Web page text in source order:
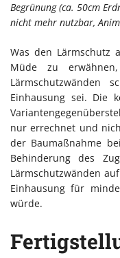
Begrünung (ca. 50cm
nicht mehr nutzbar,
Was den Lärmschutz
Müde zu
Lärmschutzwänden
Einhausung sei. Die
nur errechnet und
der Baumaßnahme
Behinderung des
Lärmschutzwänden
Einhausung für
würde.